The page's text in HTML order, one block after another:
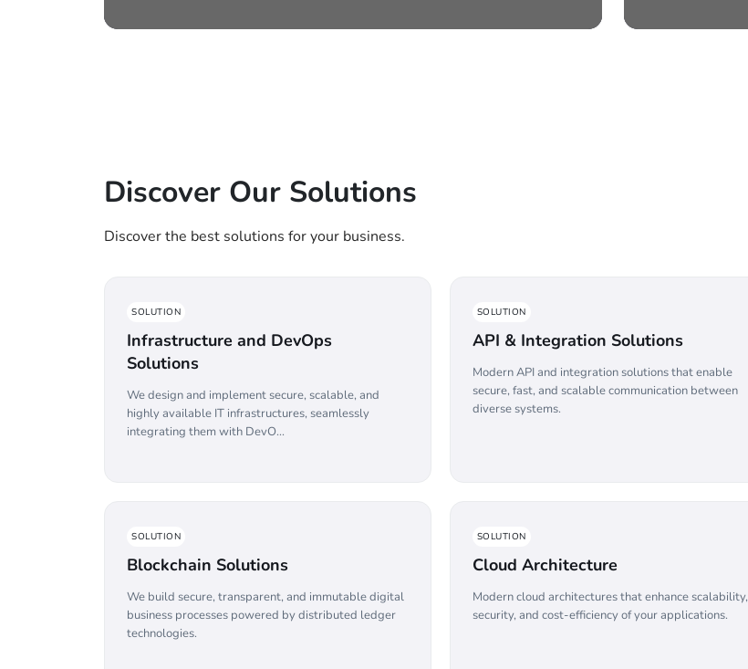
Discover Our Solutions
Discover the best solutions for your business.
SOLUTION
Infrastructure and DevOps
Solutions
We design and implement secure, scalable, and
highly available IT infrastructures, seamlessly
integrating them with DevO...
SOLUTION
API & Integration Solutions
Modern API and integration solutions that enable
secure, fast, and scalable communication between
diverse systems.
SOLUTION
Blockchain Solutions
We build secure, transparent, and immutable digital
business processes powered by distributed ledger
technologies.
SOLUTION
Cloud Architecture
Modern cloud architectures that enhance scalability,
security, and cost-efficiency of your applications.